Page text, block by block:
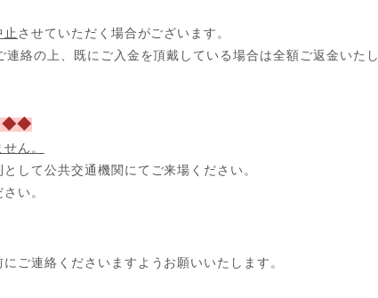
させていただく場合がございます。
絡の上、既にご入金を頂戴している場合は全額ご返金いたし
◆◆
ん。
して公共交通機関にてご来場ください。
い。
ご連絡くださいますようお願いいたします。